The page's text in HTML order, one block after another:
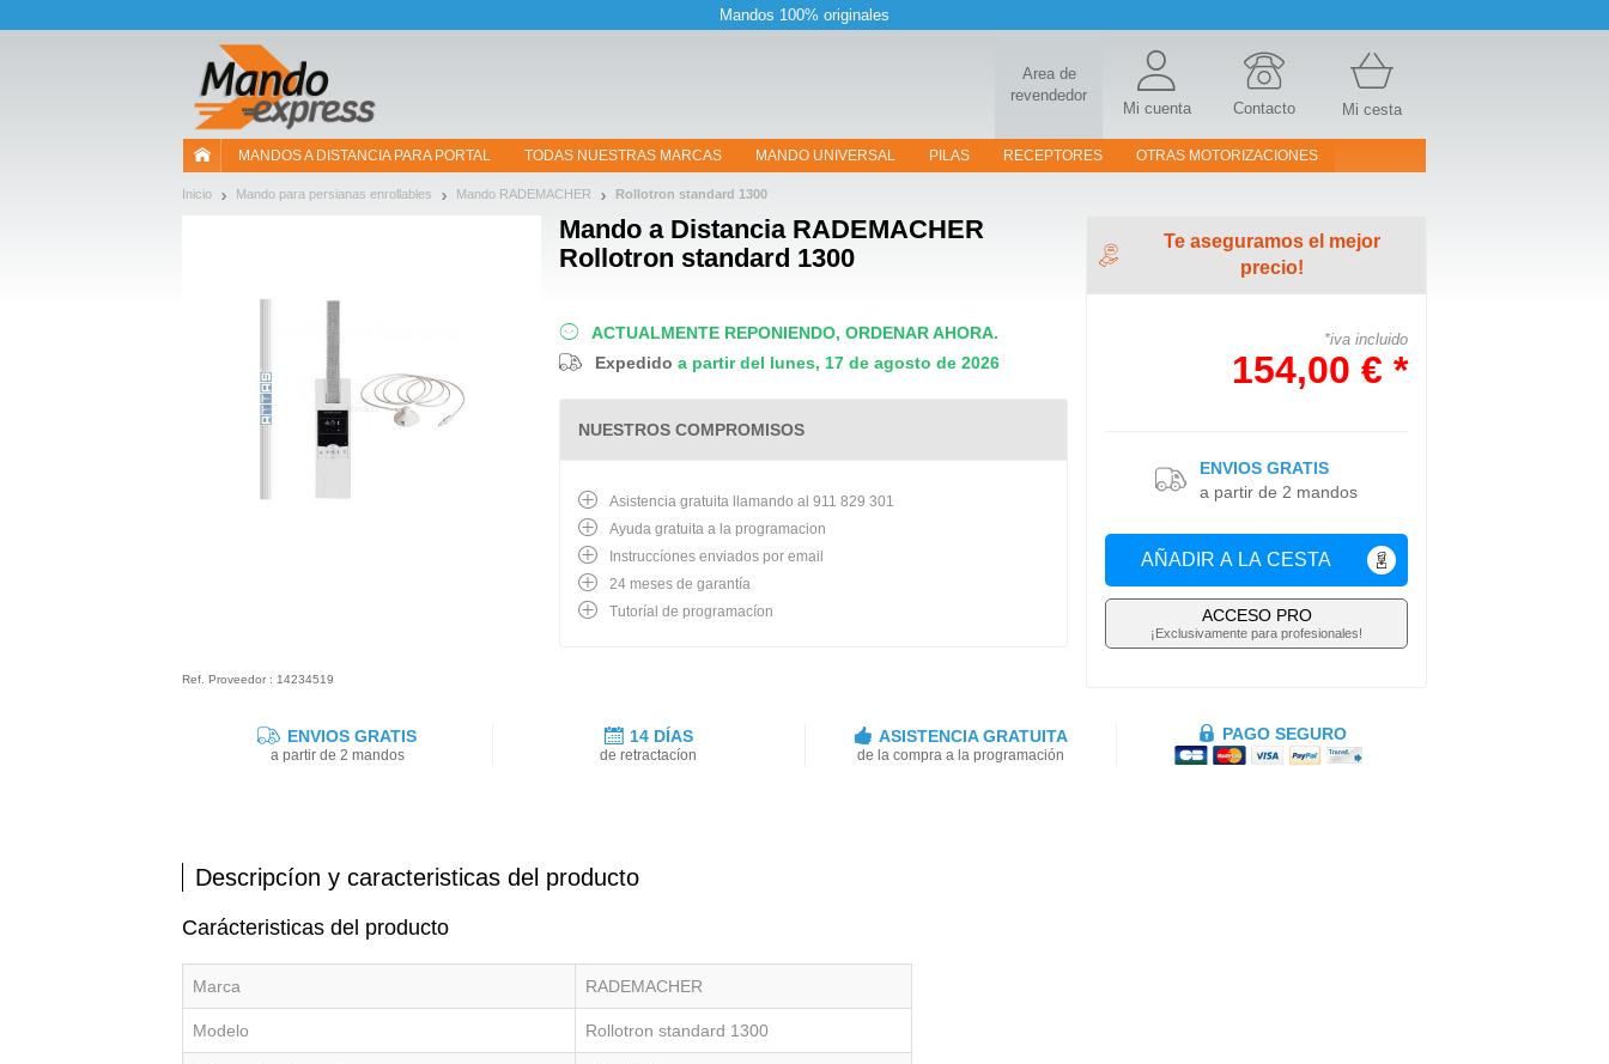
Mandos 100% originales
Area de
revendedor
Mi cuenta Contacto Mi cesta
MANDOS A DISTANCIA PARA PORTAL TODAS NUESTRAS MARCAS MANDO UNIVERSAL PILAS RECEPTORES OTRAS MOTORIZACIONES
Inicio Mando para persianas enrollables Mando RADEMACHER Rollotron standard 1300
Mando a DistanciaRADEMACHER
Rollotron standard 1300
ACTUALMENTE REPONIENDO, ORDENAR AHORA.
Expedido a partir del lunes, 17 de agosto de 2026
Te aseguramos el mejor
precio!
*iva incluido
154,00 € *
AÑADIR A LA CESTA
ACCESO PRO
¡Exclusivamente para profesionales!
ENVIOS GRATIS
a partir de 2 mandos
Ref. Proveedor : 14234519
NUESTROS COMPROMISOS
Asistencia gratuita llamando al 911 829 301
Ayuda gratuita a la programacion
Instruccíones enviados por email
24 meses de garantía
Tutoríal de programacíon
ENVIOS GRATIS
a partir de 2 mandos
14 DÍAS
de retractacíon
ASISTENCIA GRATUITA
de la compra a la programación
PAGO SEGURO
Descripcíon y caracteristicas del producto
Carácteristicas del producto
Marca RADEMACHER
Modelo Rollotron standard 1300